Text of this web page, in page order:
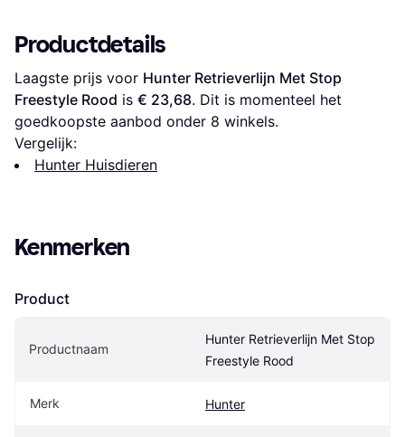
Productdetails
Laagste prijs voor Hunter Retrieverlijn Met Stop
Freestyle Rood is € 23,68. Dit is momenteel het
goedkoopste aanbod onder 8 winkels.
Vergelijk:
Hunter Huisdieren
Kenmerken
Product
Productnaam
Hunter Retrieverlijn Met Stop
Freestyle Rood
Merk Hunter